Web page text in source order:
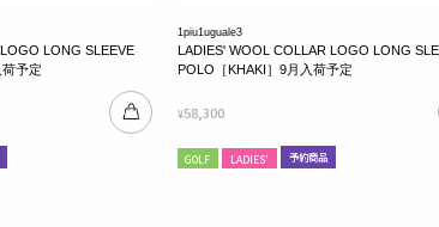
LONG SLEEVE
予定
1piu1uguale3
LADIES' WOOL COLLAR LOGO LONG
POLO［KHAKI］9月入荷予定
¥58,300
GOLF LADIES' 予約商品